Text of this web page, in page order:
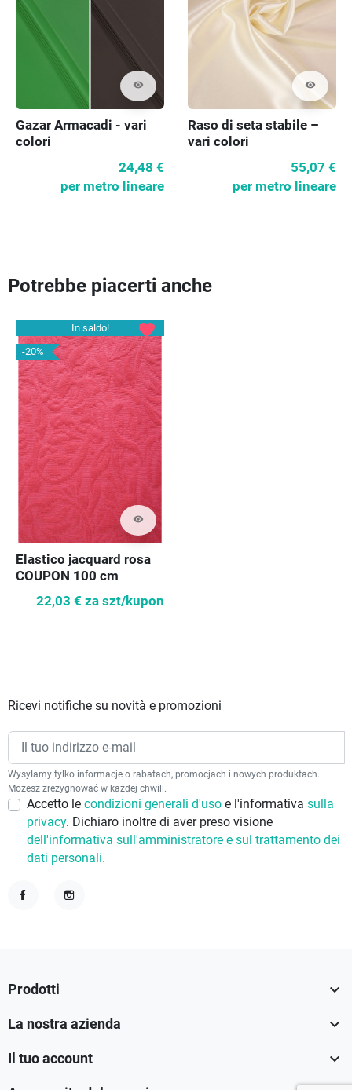
visibility
Gazar Armacadi - vari
colori
24,48 €
per metro lineare
visibility
Raso di seta stabile –
vari colori
55,07 €
per metro lineare
Potrebbe piacerti anche
In saldo!
-20%
visibility
favorite
Elastico jacquard rosa
COUPON 100 cm
22,03 € za szt/kupon
Ricevi notifiche su novità e promozioni
Wysyłamy tylko informacje o rabatach, promocjach i nowych produktach.
Możesz zrezygnować w każdej chwili.
Accetto le condizioni generali d'uso e l'informativa sulla
privacy. Dichiaro inoltre di aver preso visione
dell'informativa sull'amministratore e sul trattamento dei
dati personali.
Prodotti 
La nostra azienda 
Il tuo account 